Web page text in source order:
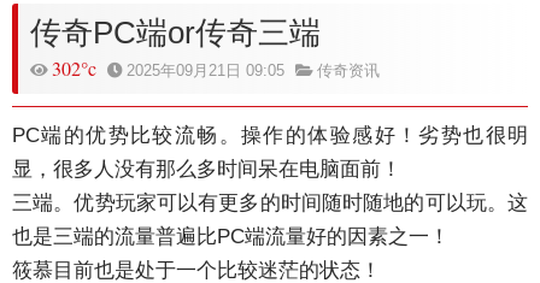
传奇PC端or传奇三端
302°c 2025年09月21日 09:05 传奇资讯
PC端的优势比较流畅。操作的体验感好！劣势也很明
显，很多人没有那么多时间呆在电脑面前！
三端。优势玩家可以有更多的时间随时随地的可以玩。这
也是三端的流量普遍比PC端流量好的因素之一！
筱慕目前也是处于一个比较迷茫的状态！